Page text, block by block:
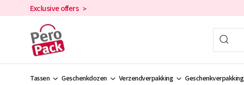
doorgaan
inhoud
Exclusive offers >
Tassen Geschenkdozen Verzendverpakking Geschenkverpakking